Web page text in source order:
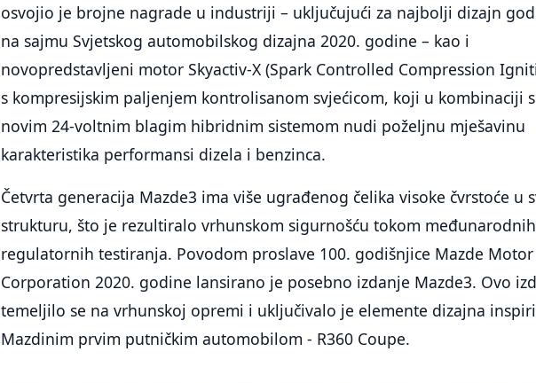
osvojio je brojne nagrade u industriji – uključujući za najbolji dizajn
na sajmu Svjetskog automobilskog dizajna 2020. godine – kao i
novopredstavljeni motor Skyactiv-X (Spark Controlled Compression
s kompresijskim paljenjem kontrolisanom svjećicom, koji u kombinaciji s
novim 24-voltnim blagim hibridnim sistemom nudi poželjnu mješavinu
karakteristika performansi dizela i benzinca.
Četvrta generacija Mazde3 ima više ugrađenog čelika visoke čvrstoće u
strukturu, što je rezultiralo vrhunskom sigurnošću tokom međunarodnih
regulatornih testiranja. Povodom proslave 100. godišnjice Mazde Motor
Corporation 2020. godine lansirano je posebno izdanje Mazde3. Ovo
temeljilo se na vrhunskoj opremi i uključivalo je elemente dizajna
Mazdinim prvim putničkim automobilom - R360 Coupe.